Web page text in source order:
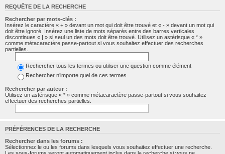
REQUÊTE DE LA RECHERCHE
Rechercher par mots-clés :
Insérez le caractère « + » devant un mot qui doit être trouvé et « - » devant un mot qui
doit être ignoré. Insérez une liste de mots séparés entre des barres verticales
discontinues « | » si seul un des mots doit être trouvé. Utilisez un astérisque « * »
comme métacaractère passe-partout si vous souhaitez effectuer des recherches
partielles.
Rechercher tous les termes ou utiliser une question comme élément
Rechercher n’importe quel de ces termes
Rechercher par auteur :
Utilisez un astérisque « * » comme métacaractère passe-partout si vous souhaitez
effectuer des recherches partielles.
PRÉFÉRENCES DE LA RECHERCHE
Rechercher dans les forums :
Sélectionnez le ou les forums dans lesquels vous souhaitez effectuer une recherche.